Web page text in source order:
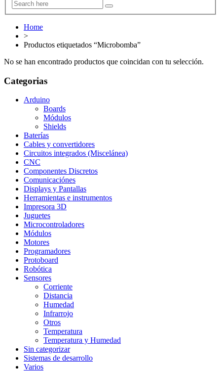
Home
>
Productos etiquetados “Microbomba”
No se han encontrado productos que coincidan con tu selección.
Categorias
Arduino
Boards
Módulos
Shields
Baterías
Cables y convertidores
Circuitos integrados (Miscelánea)
CNC
Componentes Discretos
Comunicaciónes
Displays y Pantallas
Herramientas e instrumentos
Impresora 3D
Juguetes
Microcontroladores
Módulos
Motores
Programadores
Protoboard
Robótica
Sensores
Corriente
Distancia
Humedad
Infrarrojo
Otros
Temperatura
Temperatura y Humedad
Sin categorizar
Sistemas de desarrollo
Varios